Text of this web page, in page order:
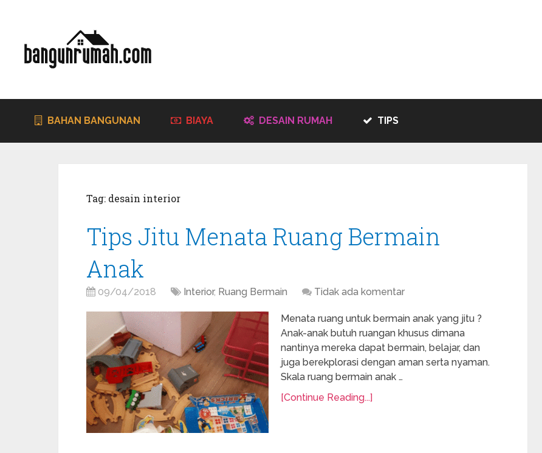
BAHAN BANGUNAN BIAYA DESAIN RUMAH TIPS
Tag: desain interior
Tips Jitu Menata Ruang Bermain
Anak
09/04/2018 Interior, Ruang Bermain Tidak ada komentar
Menata ruang untuk bermain anak yang jitu ?
Anak-anak butuh ruangan khusus dimana
nantinya mereka dapat bermain, belajar, dan
juga berekplorasi dengan aman serta nyaman.
Skala ruang bermain anak …
[Continue Reading...]